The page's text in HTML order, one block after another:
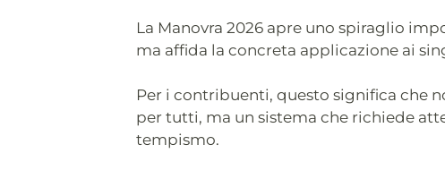
La Manovra 2026 apre uno spiraglio
ma affida la concreta applicazione ai
Per i contribuenti, questo significa che
per tutti, ma un sistema che richiede
tempismo.